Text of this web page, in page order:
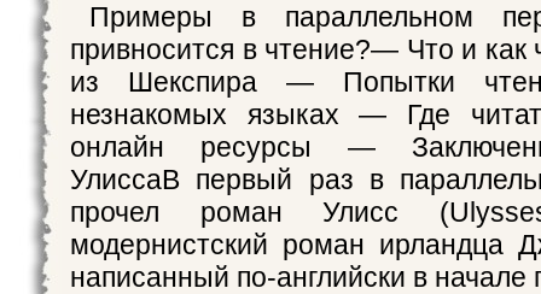
Примеры в параллельном
привносится в чтение?— Что и как
из Шекспира — Попытки
незнакомых языках — Где
онлайн ресурсы —
УлиссаВ первый раз в
прочел роман Улисс
модернистский роман ирландца
написанный по⁠-⁠английски в начале